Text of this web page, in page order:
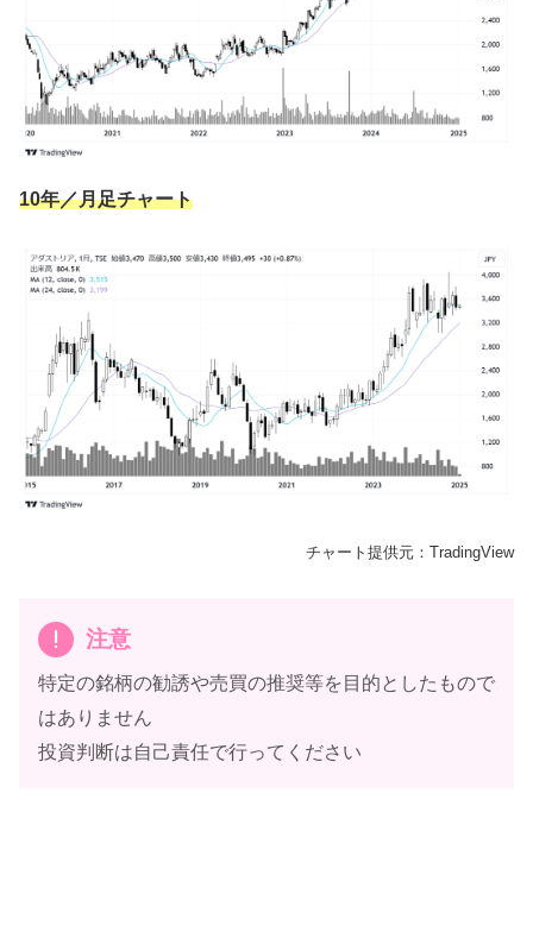
10年／月足チャート
チャート提供元：TradingView
注意
特定の銘柄の勧誘や売買の推奨等を目的としたもので
はありません
投資判断は自己責任で行ってください